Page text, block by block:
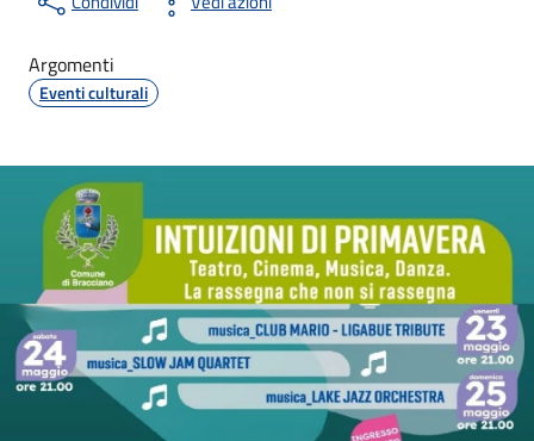
Argomenti
Eventi culturali